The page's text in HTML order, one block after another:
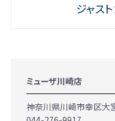
ジャス
ミューザ川崎店
神奈川県川崎市幸区大